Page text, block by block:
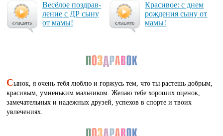
Ве­сё­лое поз­драв­
ле­ние с ДР сы­ну
от ма­мы!
Кра­си­вое: с днем
рож­де­ния сы­ну от
ма­мы!
Сынок, я очень тебя люблю и горжусь тем, что ты растешь добрым,
красивым, умненьким мальчиком. Желаю тебе хороших оценок,
замечательных и надежных друзей, успехов в спорте и твоих
увлечениях.